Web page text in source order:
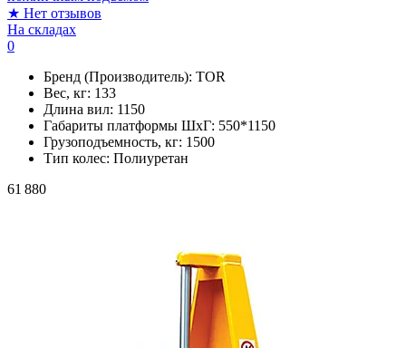
★ Нет отзывов
На складах
0
Бренд (Производитель): TOR
Вес, кг: 133
Длина вил: 1150
Габариты платформы ШxГ: 550*1150
Грузоподъемность, кг: 1500
Тип колес: Полиуретан
61 880